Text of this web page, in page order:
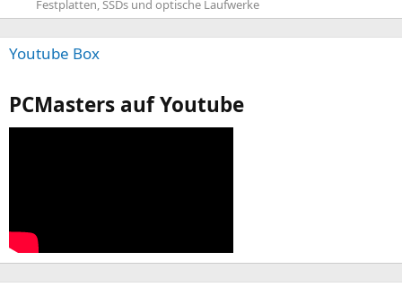
Festplatten, SSDs und optische Laufwerke
Youtube Box
PCMasters auf Youtube